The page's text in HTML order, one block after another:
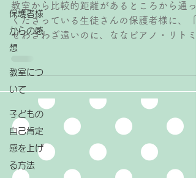
保護者様
からの感
想
教室につ
いて
子どもの
自己肯定
感を上げ
る方法
教室から比較的距離があるところから通っ
くださっている生徒さんの保護者様に、「
ぜわざわざ遠いのに、ななピアノ・リトミ
ク教室を選んでくださったのか」を質問さ
良かったこと レビューの中に「私（保護者
様）自身が自分が子どもの頃に...